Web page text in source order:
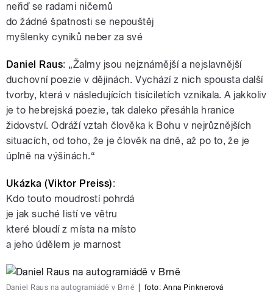
neřiď se radami ničemů
do žádné špatnosti se nepouštěj
myšlenky cyniků neber za své
Daniel Raus: „Žalmy jsou nejznámější a nejslavnější
duchovní poezie v dějinách. Vychází z nich spousta další
tvorby, která v následujících tisíciletích vznikala. A jakkoliv
je to hebrejská poezie, tak daleko přesáhla hranice
židovství. Odráží vztah člověka k Bohu v nejrůznějších
situacích, od toho, že je člověk na dně, až po to, že je
úplně na výšinách.“
Ukázka (Viktor Preiss):
Kdo touto moudrostí pohrdá
je jak suché listí ve větru
které bloudí z místa na místo
a jeho údělem je marnost
Daniel Raus na autogramiádě v Brně foto: Anna Pinknerová